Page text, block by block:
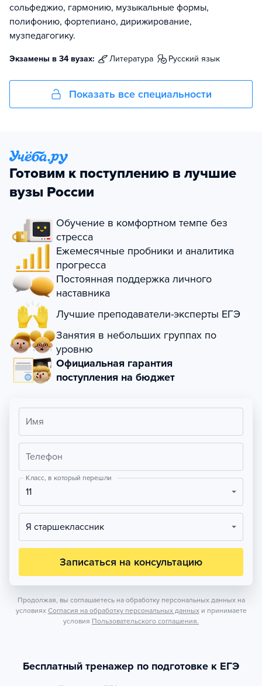
сольфеджио, гармонию, музыкальные формы,
полифонию, фортепиано, дирижирование,
музпедагогику.
Экзамены в 34 вузах: литература русский язык
Показать все специальности
Готовим к поступлению в лучшие
вузы России
Обучение в комфортном темпе без
стресса
Ежемесячные пробники и аналитика
прогресса
Постоянная поддержка личного
наставника
Лучшие преподаватели-эксперты ЕГЭ
Занятия в небольших группах по
уровню
Официальная гарантия
поступления на бюджет
Имя
Телефон
Класс, в который перешли
11
Я старшеклассник
Записаться на консультацию
Продолжая, вы соглашаетесь на обработку персональных данных на
условиях Согласия на обработку персональных данных и принимаете
условия Пользовательского соглашения.
Бесплатный тренажер по подготовке к ЕГЭ